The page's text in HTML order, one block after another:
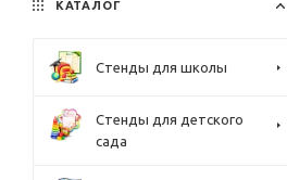
КАТАЛОГ
Стенды для школы
Стенды для детского
сада